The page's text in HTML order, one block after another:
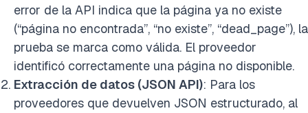
error de la API indica que la página ya no existe
(“página no encontrada”, “no existe”, “dead_page”), la
prueba se marca como válida. El proveedor
identificó correctamente una página no disponible.
Extracción de datos (JSON API): Para los
proveedores que devuelven JSON estructurado, al